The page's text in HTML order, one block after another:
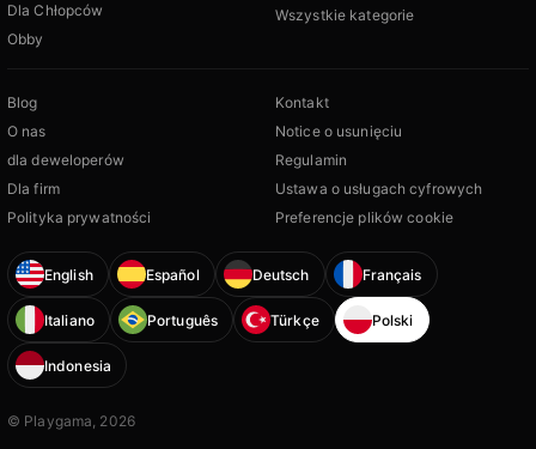
Dla Chłopców
Obby
Wszystkie kategorie
Blog
O nas
dla deweloperów
Dla firm
Polityka prywatności
Kontakt
Notice o usunięciu
Regulamin
Ustawa o usługach cyfrowych
Preferencje plików cookie
English Español Deutsch Français
Italiano Português Türkçe Polski
Indonesia
© Playgama, 2026